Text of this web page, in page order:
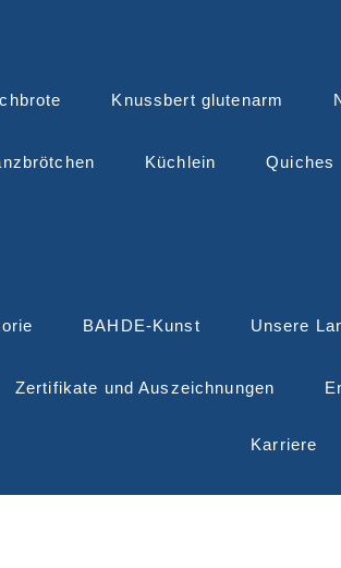
Knussbert glutenarm
Küchlein Quiches
BAHDE-Kunst Unsere
Zertifikate und Auszeichnungen
Karriere